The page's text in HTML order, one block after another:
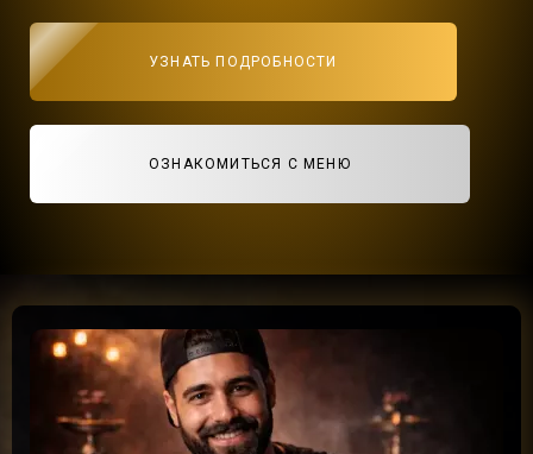
УЗНАТЬ ПОДРОБНОСТИ
ОЗНАКОМИТЬСЯ С МЕНЮ